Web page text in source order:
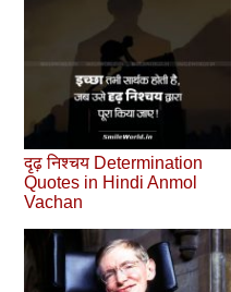
दृढ़ निश्चय Determination
Quotes in Hindi Anmol
Vachan